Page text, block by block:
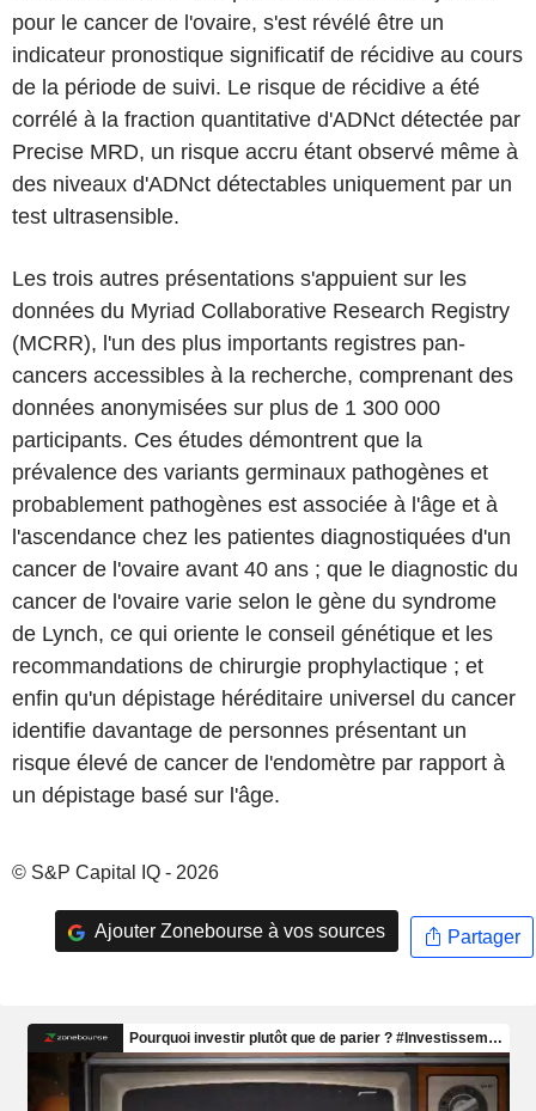
pour le cancer de l'ovaire, s'est révélé être un
indicateur pronostique significatif de récidive au cours
de la période de suivi. Le risque de récidive a été
corrélé à la fraction quantitative d'ADNct détectée par
Precise MRD, un risque accru étant observé même à
des niveaux d'ADNct détectables uniquement par un
test ultrasensible.
Les trois autres présentations s'appuient sur les
données du Myriad Collaborative Research Registry
(MCRR), l'un des plus importants registres pan-
cancers accessibles à la recherche, comprenant des
données anonymisées sur plus de 1 300 000
participants. Ces études démontrent que la
prévalence des variants germinaux pathogènes et
probablement pathogènes est associée à l'âge et à
l'ascendance chez les patientes diagnostiquées d'un
cancer de l'ovaire avant 40 ans ; que le diagnostic du
cancer de l'ovaire varie selon le gène du syndrome
de Lynch, ce qui oriente le conseil génétique et les
recommandations de chirurgie prophylactique ; et
enfin qu'un dépistage héréditaire universel du cancer
identifie davantage de personnes présentant un
risque élevé de cancer de l'endomètre par rapport à
un dépistage basé sur l'âge.
© S&P Capital IQ - 2026
Ajouter Zonebourse à vos sources Partager